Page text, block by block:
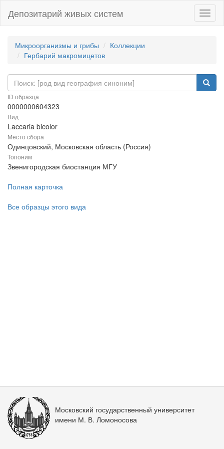
Депозитарий живых систем
Микроорганизмы и грибы
Коллекции
Гербарий макромицетов
ID образца
0000000604323
Вид
Laccaria bicolor
Место сбора
Одинцовский, Московская область (Россия)
Топоним
Звенигородская биостанция МГУ
Полная карточка
Все образцы этого вида
Московский государственный университет
имени М. В. Ломоносова